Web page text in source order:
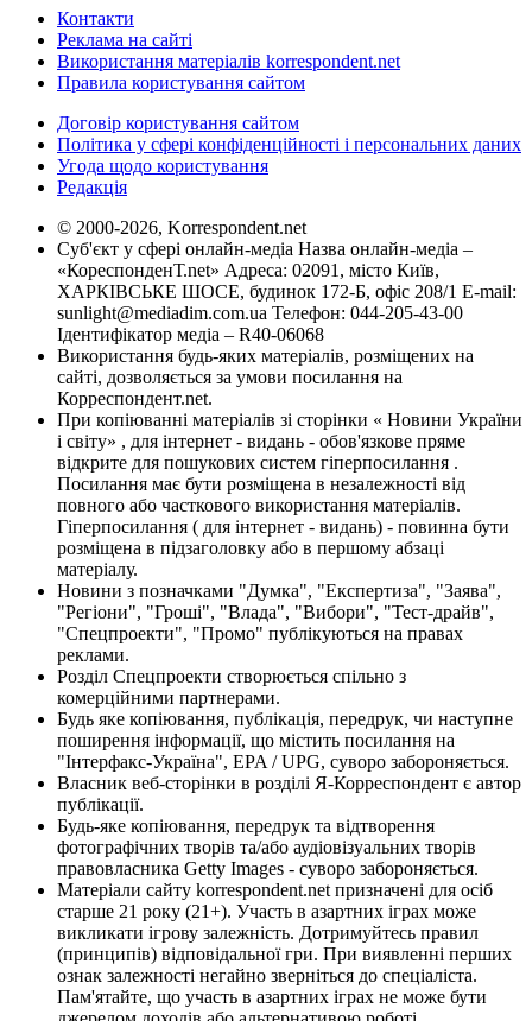
Контакти
Реклама на сайті
Використання матеріалів korrespondent.net
Правила користування сайтом
Договір користування сайтом
Політика у сфері конфіденційності і персональних даних
Угода щодо користування
Редакція
© 2000-2026, Korrespondent.net
Суб'єкт у сфері онлайн-медіа Назва онлайн-медіа –
«КореспонденТ.net» Адреса: 02091, місто Київ,
ХАРКІВСЬКЕ ШОСЕ, будинок 172-Б, офіс 208/1 E-mail:
sunlight@mediadim.com.ua Телефон: 044-205-43-00
Ідентифікатор медіа – R40-06068
Використання будь-яких матеріалів, розміщених на
сайті, дозволяється за умови посилання на
Корреспондент.net.
При копіюванні матеріалів зі сторінки « Новини України
і світу» , для інтернет - видань - обов'язкове пряме
відкрите для пошукових систем гіперпосилання .
Посилання має бути розміщена в незалежності від
повного або часткового використання матеріалів.
Гіперпосилання ( для інтернет - видань) - повинна бути
розміщена в підзаголовку або в першому абзаці
матеріалу.
Новини з позначками "Думка", "Експертиза", "Заява",
"Регіони", "Гроші", "Влада", "Вибори", "Тест-драйв",
"Спецпроекти", "Промо" публікуються на правах
реклами.
Розділ Спецпроекти створюється спільно з
комерційними партнерами.
Будь яке копіювання, публікація, передрук, чи наступне
поширення інформації, що містить посилання на
"Інтерфакс-Україна", EPA / UPG, суворо забороняється.
Власник веб-сторінки в розділі Я-Корреспондент є автор
публікації.
Будь-яке копіювання, передрук та відтворення
фотографічних творів та/або аудіовізуальних творів
правовласника Getty Images - суворо забороняється.
Матеріали сайту korrespondent.net призначені для осіб
старше 21 року (21+). Участь в азартних іграх може
викликати ігрову залежність. Дотримуйтесь правил
(принципів) відповідальної гри. При виявленні перших
ознак залежності негайно зверніться до спеціаліста.
Пам'ятайте, що участь в азартних іграх не може бути